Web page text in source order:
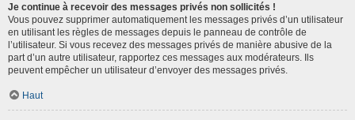
Je continue à recevoir des messages privés non sollicités !
Vous pouvez supprimer automatiquement les messages privés d’un utilisateur
en utilisant les règles de messages depuis le panneau de contrôle de
l’utilisateur. Si vous recevez des messages privés de manière abusive de la
part d’un autre utilisateur, rapportez ces messages aux modérateurs. Ils
peuvent empêcher un utilisateur d’envoyer des messages privés.
Haut